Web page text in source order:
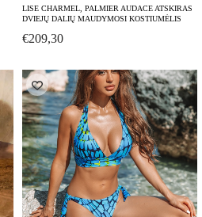
LISE CHARMEL, PALMIER AUDACE ATSKIRAS
DVIEJŲ DALIŲ MAUDYMOSI KOSTIUMĖLIS
€209,30